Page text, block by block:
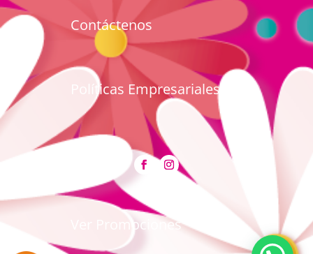
Contáctenos
Políticas Empresariales
Ver Promociones